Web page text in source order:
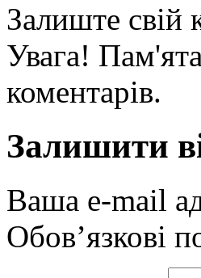
Залиште свій
Увага!
коментарів.
Залишити
Ваша e-mail
Обов’язкові